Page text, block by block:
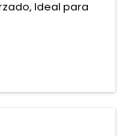
Ideal para